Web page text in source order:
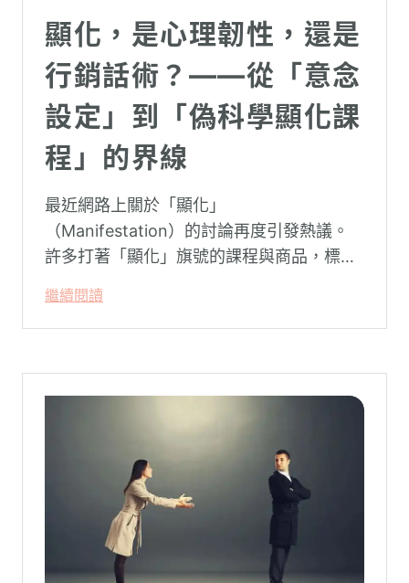
顯化，是心理韌性，還是
行銷話術？——從「意念
設定」到「偽科學顯化課
程」的界線
最近網路上關於「顯化」
（Manifestation）的討論再度引發熱議。
許多打著「顯化」旗號的課程與商品，標榜
能吸引財富、關係與健康。這類論述聽起來
療癒，卻經常缺乏實證基礎，甚至可能對正
繼續閱讀